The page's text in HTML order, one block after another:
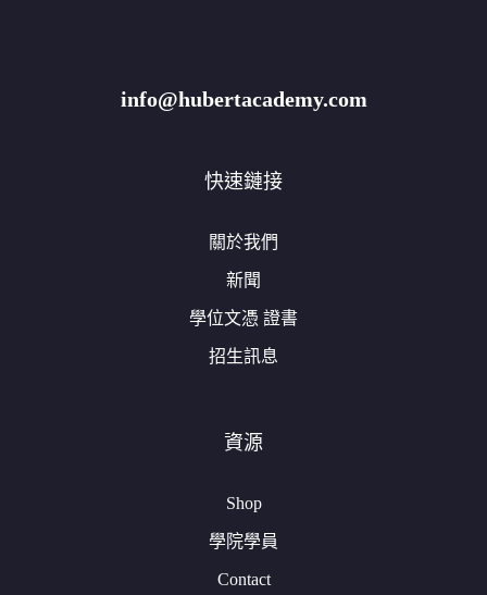
info@hubertacademy.com
快速鏈接
關於我們
新聞
學位文憑 證書
招生訊息
資源
Shop
學院學員
Contact